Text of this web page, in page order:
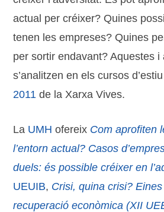
actual per créixer? Quines
tenen les empreses? Quines
per sortir endavant? Aquestes i
s’analitzen en els cursos
2011 de la Xarxa Vives.
La UMH ofereix Com aprofiten
l’entorn actual? Casos
duels: és possible créixer en
UEUIB, Crisi, quina crisi?
recuperació econòmica (XII